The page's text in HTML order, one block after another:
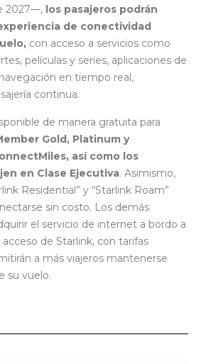
2027—, los pasajeros podrán
de conectividad
con acceso a servicios como
películas y series, aplicaciones de
en tiempo real,
continua.
de manera gratuita para
Gold, Platinum y
así como los
en Clase Ejecutiva. Asimismo,
Residential” y “Starlink Roam”
sin costo. Los demás
el servicio de internet a bordo a
de Starlink, con tarifas
a más viajeros mantenerse
su vuelo.